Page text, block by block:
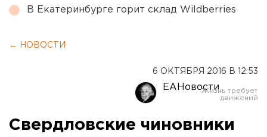
В Екатеринбурге горит склад Wildberries
← НОВОСТИ
6 ОКТЯБРЯ 2016 В 12:53
ЕАНовости
Свердловские чиновники